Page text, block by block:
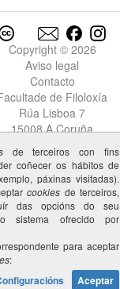
Copyright © 2026
Aviso legal
Contacto
de Filoloxía
Rúa Lisboa 7
15008 A Coruña
de terceiros con fins
coñecer os hábitos de
páxinas visitadas).
cookies de terceiros,
das opcións do seu
sistema ofrecido por
para aceptar
:
Aceptar